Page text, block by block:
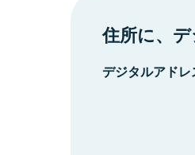
住所に、デ
デジタルアド